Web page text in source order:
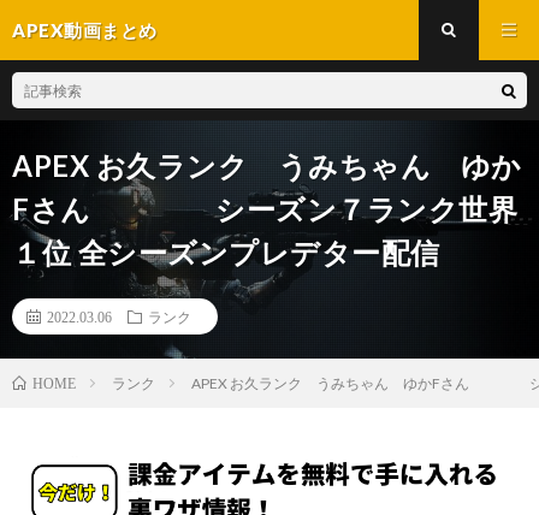
APEX動画まとめ
APEX お久ランク うみちゃん ゆか
Fさん シーズン７ランク世界
１位 全シーズンプレデター配信
2022.03.06 ランク
HOME ランク APEX お久ランク うみちゃん ゆかFさん シー